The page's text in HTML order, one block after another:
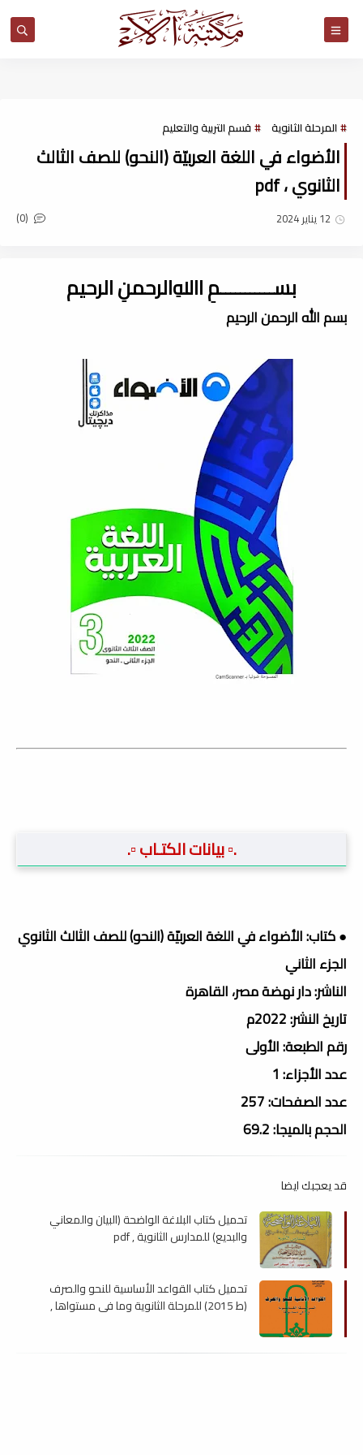
المرحلة الثانوية قسم التربية والتعليم
الأضواء في اللغة العربيّة (النحو) للصف الثالث
الثانوي ، pdf
12 يناير 2024 (0)
بســـــــــــمِ اﷲِالرحمنِ الرحيم
بسم الله الرحمن الرحيم
.▫️ بيانات الكتـاب ▫️.
● كتاب: الأضواء في اللغة العربيّة (النحو) للصف الثالث الثانوي
الجزء الثاني
الناشر: دار نهضة مصر، القاهرة
تاريخ النشر: 2022م
رقم الطبعة: الأولى
عدد الأجزاء: 1
عدد الصفحات: 257
الحجم بالميجا: 69.2
قد يعجبك ايضا
تحميل كتاب البلاغة الواضحة (البيان والمعاني
والبديع) للمدارس الثانوية , pdf
تحميل كتاب القواعد الأساسية للنحو والصرف
(ط 2015) للمرحلة الثانوية وما في مستواها ,